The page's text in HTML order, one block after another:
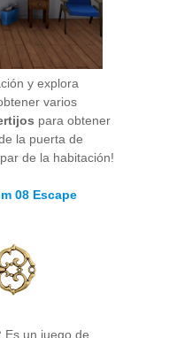
y explora
varios
para obtener
la puerta de
de la habitación!
08 Escape
Es un juego de